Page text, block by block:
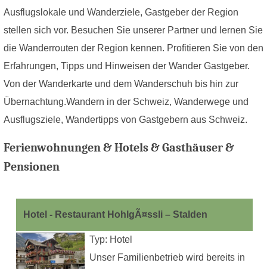
Ausflugslokale und Wanderziele, Gastgeber der Region
stellen sich vor. Besuchen Sie unserer Partner und lernen Sie
die Wanderrouten der Region kennen. Profitieren Sie von den
Erfahrungen, Tipps und Hinweisen der Wander Gastgeber.
Von der Wanderkarte und dem Wanderschuh bis hin zur
Übernachtung.Wandern in der Schweiz, Wanderwege und
Ausflugsziele, Wandertipps von Gastgebern aus Schweiz.
Ferienwohnungen & Hotels & Gasthäuser &
Pensionen
Hotel - Restaurant HohlgÃ¤ssli – Stalden
Typ: Hotel
Unser Familienbetrieb wird bereits in